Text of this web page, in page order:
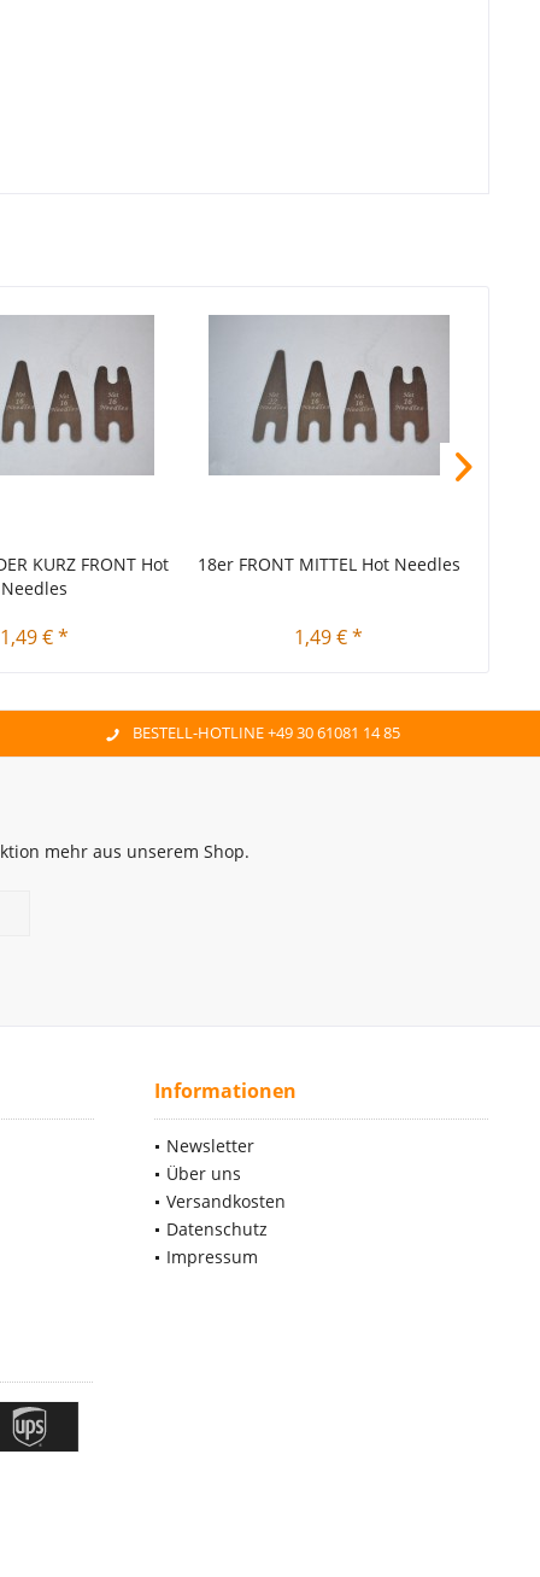
KURZ FRONT Hot
Needles
1,49 € *
18er FRONT MITTEL Hot Needles
1,49 € *
BESTELL-HOTLINE +49 30 61081 14 85
mehr aus unserem Shop.
Informationen
Newsletter
Über uns
Versandkosten
Datenschutz
Impressum